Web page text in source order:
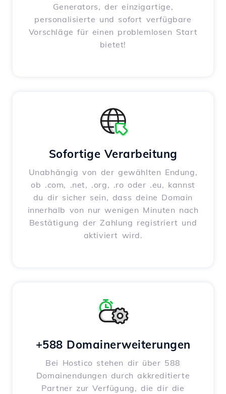
Generators, der einzigartige,
personalisierte und sofort verfügbare
Vorschläge für einen problemlosen Start
bietet!
Sofortige Verarbeitung
Unabhängig von der gewählten Endung,
ob .com, .net, .org, .ro oder .eu, kannst
du dir sicher sein, dass deine Domain
innerhalb von nur wenigen Minuten nach
Bestätigung der Zahlung registriert und
aktiviert wird.
+588 Domainerweiterungen
Bei Hostico stehen dir über 588
Domainendungen durch akkreditierte
Partner zur Verfügung, die dir die